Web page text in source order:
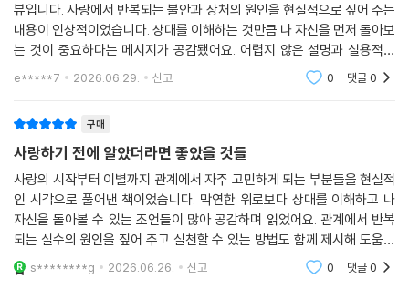
아야 할 것들을 다루며, 2장에서는 관계 초반에 평생 함께할 사람인지 파
악하는 방법을 소개한다. 3장에서는 불안 없이 나답게 사랑하기 위한 법칙
을 알려준다. 4장에서는 좋은 이별을 하고, 재회의 성공률을 높이기 위한
노하우를 전하며, 마지막으로 5장에서는 실제 상담 사례를 통해 사랑을 현
사랑은 감정만으로는 오래 지속할 수 없다. 제대로 배우고 준비해야 좋은
사랑을 할 수 있다. 이 책이야말로, 사랑을 다시 시작하려는 사람들에게 가
장 실용적인 사랑의 기초 수업이 되어줄 것이다.
관계를 지키는 법부터, 놓아야 할 관계까지
실패 없는 사랑을 위해 반드시 알아야 할 것들
뷰입니다. 사랑에서 반복되는 불안과 상처의 원인을 현실적으로 짚어 주는
내용이 인상적이었습니다. 상대를 이해하는 것만큼 나 자신을 먼저 돌아보
는 것이 중요하다는 메시지가 공감됐어요. 어렵지 않은 설명과 실용적인
조언이 많아 연애를 하고 있거나 시작하려는 사람들에게 도움이 될 만한
e*****7 2026.06.29. 신고 0 댓글0
구매
사랑하기 전에 알았더라면 좋았을 것들
사랑의 시작부터 이별까지 관계에서 자주 고민하게 되는 부분들을 현실적
인 시각으로 풀어낸 책이었습니다. 막연한 위로보다 상대를 이해하고 나
자신을 돌아볼 수 있는 조언들이 많아 공감하며 읽었어요. 관계에서 반복
되는 실수의 원인을 짚어 주고 실천할 수 있는 방법도 함께 제시해 도움이
되었습니다. 연애를 앞두고 있거나 관계 때문에 고민하는 사람들에게 한
번쯤 추천하고 싶은
s********g 2026.06.26. 신고 0 댓글0